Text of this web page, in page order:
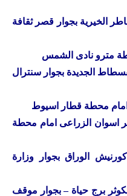
القناطر الخيرية بجوار قصر ثقافة
مترو نادى الشمس
الجديدة بجوار سنترال
محطة قطار اسيوط
اسوان الزراعى امام محطة
الوراق بجوار وزارة
برج حياة – بجوار موقف